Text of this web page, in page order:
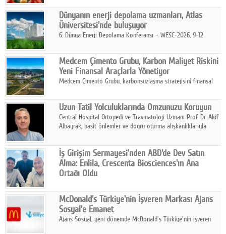
pratik, güvenilir ve lezzetli bir alternatif sunuyor.
Dünyanın enerji depolama uzmanları, Atlas
Üniversitesi'nde buluşuyor
6. Dünya Enerji Depolama Konferansı – WESC-2026, 9-12
sahipliğinde gerçekleştirilecek.
Medcem Çimento Grubu, Karbon Maliyet Riskini
Yeni Finansal Araçlarla Yönetiyor
Medcem Çimento Grubu, karbonsuzlaşma stratejisini finansal
Uzun Tatil Yolculuklarında Omzunuzu Koruyun
Central Hospital Ortopedi ve Travmatoloji Uzmanı Prof. Dr. Akif
Albayrak, basit önlemler ve doğru oturma alışkanlıklarıyla
İş Girişim Sermayesi'nden ABD'de Dev Satın
Alma: Enlila, Crescenta Biosciences'ın Ana
Ortağı Oldu
stratejisini uluslararası ölçeğe taşıyan satın alma hamlesini
tamamladı.
McDonald's Türkiye'nin İşveren Markası Ajans
Sosyal'e Emanet
Ajans Sosyal, yeni dönemde McDonald's Türkiye'nin işveren